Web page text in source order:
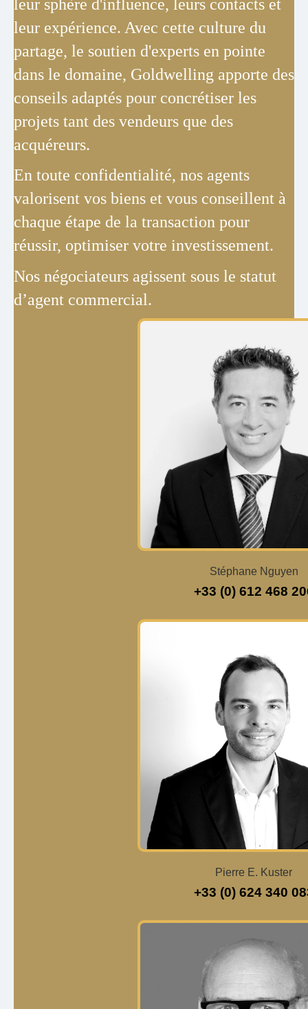
leur sphère d'influence, leurs contacts et
leur expérience. Avec cette culture du
partage, le soutien d'experts en pointe
dans le domaine, Goldwelling apporte des
conseils adaptés pour concrétiser les
projets tant des vendeurs que des
acquéreurs.
En toute confidentialité, nos agents
valorisent vos biens et vous conseillent à
chaque étape de la transaction pour
réussir, optimiser votre investissement.
Nos négociateurs agissent sous le statut
d’agent commercial.
Stéphane Nguyen
+33 (0) 612 468
Pierre E. Kuster
+33 (0) 624 340